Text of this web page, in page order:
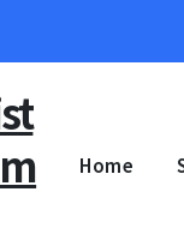
Home